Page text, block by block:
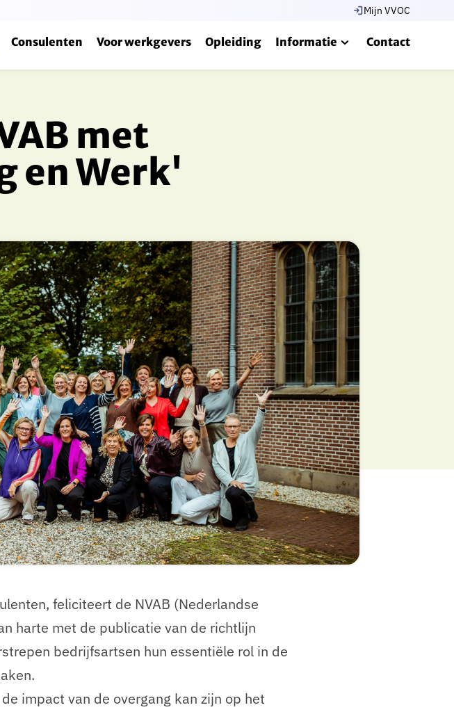
Consulenten Voor werkgevers Opleiding Informatie Contact
Mijn VVOC
met
en Werk'
feliciteert de NVAB (Nederlandse
harte met de publicatie van de richtlijn
bedrijfsartsen hun essentiële rol in de
impact van de overgang kan zijn op het